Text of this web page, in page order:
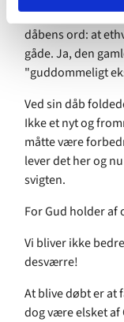
Se, over for dette
dåbens ord: at
gåde. Ja, den
"guddommeligt
Ved sin dåb
Ikke et nyt og
måtte være
lever det her og
svigten.
For Gud holder af
Vi bliver ikke
desværre!
At blive døbt er at
dog være elsket af